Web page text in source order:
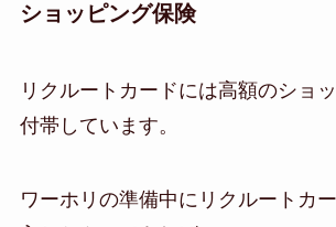
ショッピング保険
リクルートカードには高額のショ
付帯しています。
ワーホリの準備中にリクルートカ